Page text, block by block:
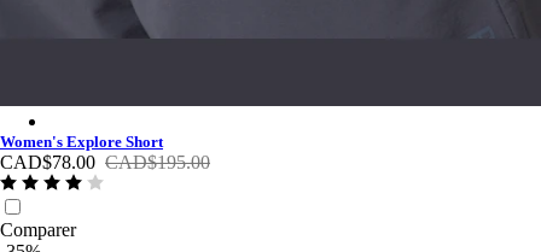
Women's Explore Short
CAD$78.00 CAD$195.00
Comparer